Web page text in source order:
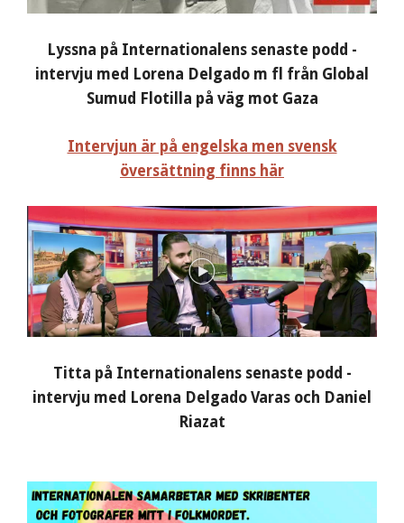
Lyssna på Internationalens senaste podd -
intervju med Lorena Delgado m fl från Global
Sumud Flotilla på väg mot Gaza
Intervjun är på engelska men svensk
översättning finns här
Titta på Internationalens senaste podd -
intervju med Lorena Delgado Varas och Daniel
Riazat